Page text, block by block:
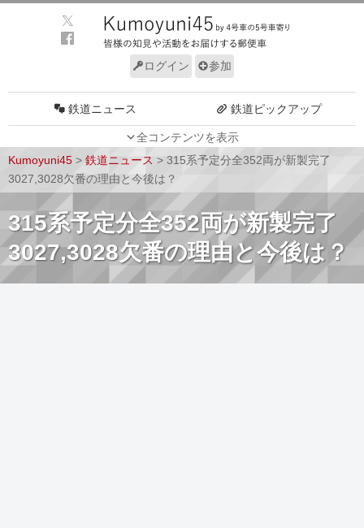
ログイン 参加
全コンテンツを表示
鉄道ニュース 鉄道ピックアップ
車両技術
Kumoyuni45 > 鉄道ニュース > 315系予定分全352両が新製完了
3027,3028欠番の理由と今後は？
315系予定分全352両が新製完了
3027,3028欠番の理由と今後は？